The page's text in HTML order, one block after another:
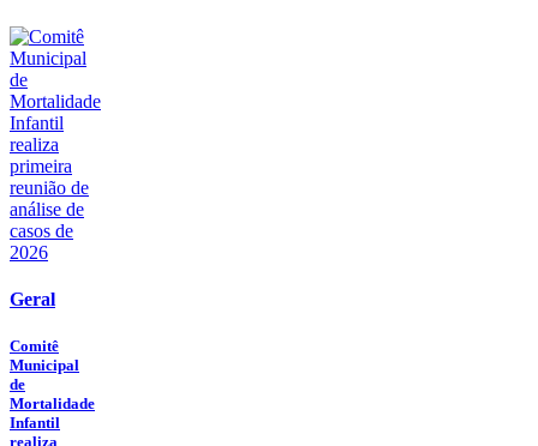
Geral
Comitê
Municipal
de
Mortalidade
Infantil
realiza